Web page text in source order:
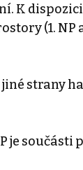
K
(1. NP
jiné strany
je součásti